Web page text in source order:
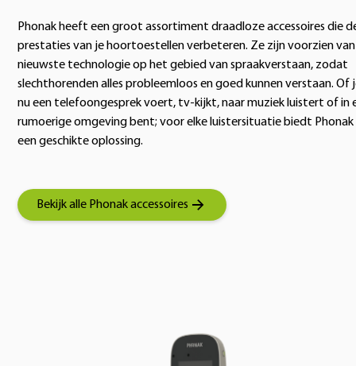
Phonak heeft een groot assortiment draadloze accessoires die
prestaties van je hoortoestellen verbeteren. Ze zijn voorzien
nieuwste technologie op het gebied van spraakverstaan, zodat
slechthorenden alles probleemloos en goed kunnen verstaan. Of
nu een telefoongesprek voert, tv-kijkt, naar muziek luistert of in
rumoerige omgeving bent; voor elke luistersituatie biedt Phonak
een geschikte oplossing.
Bekijk alle Phonak accessoires